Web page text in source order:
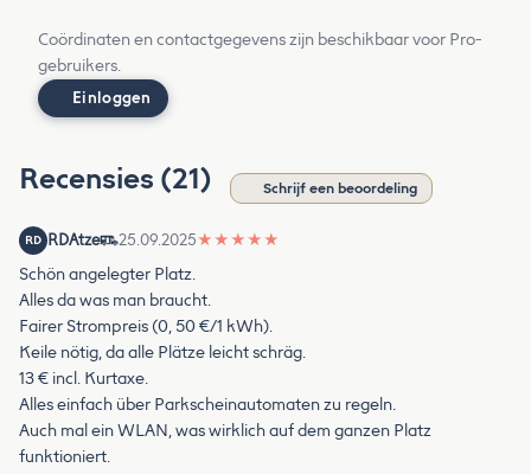
Coördinaten en contactgegevens zijn beschikbaar voor Pro-
gebruikers.
Einloggen
Recensies (21) Schrijf een beoordeling
RD RDAtze 25.09.2025★ ★ ★ ★ ★
Schön angelegter Platz.
Alles da was man braucht.
Fairer Strompreis (0, 50 €/1 kWh).
Keile nötig, da alle Plätze leicht schräg.
13 € incl. Kurtaxe.
Alles einfach über Parkscheinautomaten zu regeln.
Auch mal ein WLAN, was wirklich auf dem ganzen Platz
funktioniert.